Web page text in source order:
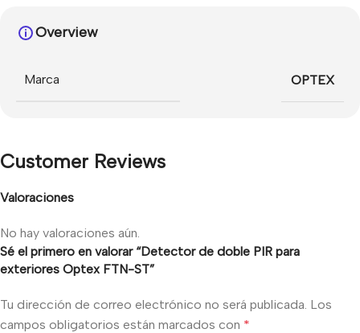
Overview
Marca OPTEX
Customer Reviews
Valoraciones
No hay valoraciones aún.
Sé el primero en valorar “Detector de doble PIR para
exteriores Optex FTN-ST”
Tu dirección de correo electrónico no será publicada. Los
campos obligatorios están marcados con *